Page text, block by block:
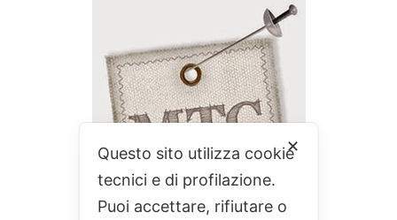
✕
Questo sito utilizza cookie
tecnici e di profilazione.
Puoi accettare, rifiutare o